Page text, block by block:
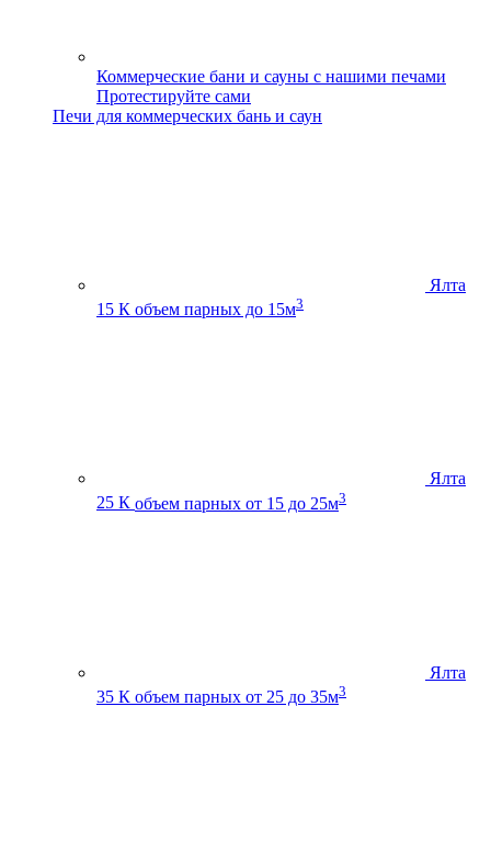
Коммерческие бани и сауны с нашими печами
Протестируйте сами
Печи для коммерческих бань и саун
Ялта
15 К объем парных до 15м3
Ялта
25 К объем парных от 15 до 25м3
Ялта
35 К объем парных от 25 до 35м3